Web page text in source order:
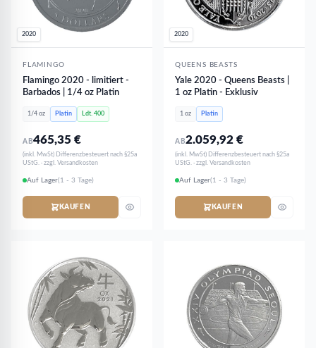
2020
FLAMINGO
Flamingo 2020 - limitiert -
Barbados | 1/4 oz Platin
1/4 oz Platin Ldt. 400
AB465,35€
(inkl. MwSt) Differenzbesteuert nach §25a
UStG. · zzgl. Versandkosten
Auf Lager(1 - 3 Tage)
KAUFEN
2020
QUEENS BEASTS
Yale 2020 - Queens Beasts |
1 oz Platin - Exklusiv
1 oz Platin
AB2.059,92€
(inkl. MwSt) Differenzbesteuert nach §25a
UStG. · zzgl. Versandkosten
Auf Lager(1 - 3 Tage)
KAUFEN